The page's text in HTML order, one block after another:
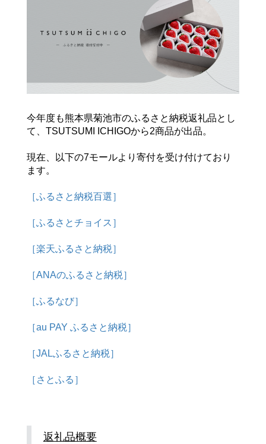
今年度も熊本県菊池市のふるさと納税返礼品とし
て、TSUTSUMI ICHIGOから2商品が出品。
現在、以下の7モールより寄付を受け付けており
ます。
［ふるさと納税百選］
［ふるさとチョイス］
［楽天ふるさと納税］
［ANAのふるさと納税］
［ふるなび］
［au PAY ふるさと納税］
［JALふるさと納税］
［さとふる］
返礼品概要